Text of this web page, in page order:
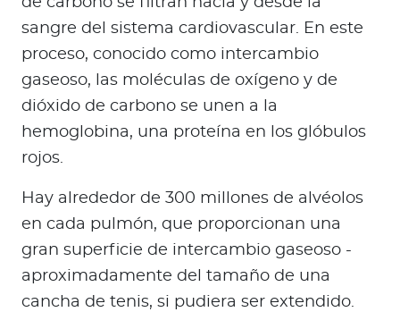
sangre del sistema cardiovascular. En este
proceso, conocido como intercambio
gaseoso, las moléculas de oxígeno y de
dióxido de carbono se unen a la
hemoglobina, una proteína en los glóbulos
rojos.
Hay alrededor de 300 millones de alvéolos
en cada pulmón, que proporcionan una
gran superficie de intercambio gaseoso -
aproximadamente del tamaño de una
cancha de tenis, si pudiera ser extendido.